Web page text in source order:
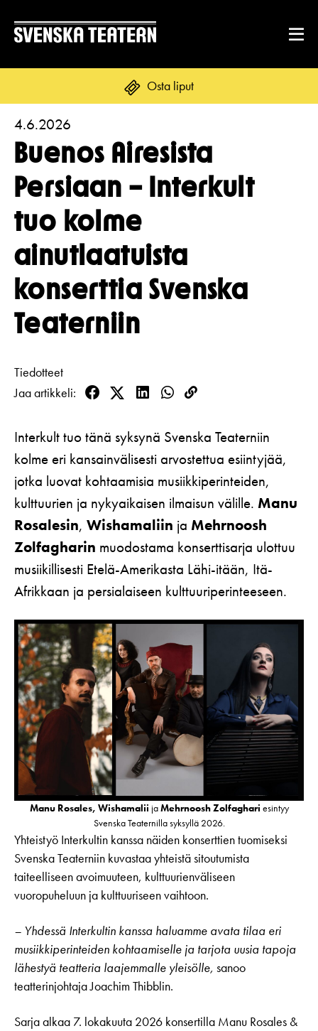
Osta liput
OHJELMISTO & LIPUT
Ohjelmisto
Kalenteri
Asiakaspalvelu
Liput
Lahjakortti
Nuoret
Katsomokartta
ENNEN VIERAILUA
Tekstitys
Yleisötyö
Ruoka & juoma
Saavutettavuus
RYHMILLE JA YRITYKSILLE
Ryhmät ja teatterilähettiläät
Koulut
Opastus
TEATTERISTA
Näyttelijät
Töihin meille
Yhteystiedot
Uutiskirje
Medialle
Svenska Teatern Live
Buenos Airesista
Persiaan – Interkult
tuo kolme
ainutlaatuista
konserttia Svenska
Teaterniin
4.6.2026
Tiedotteet
Jaa artikkeli
Facebook
TwitterLinkedInWhatsApp
Kopioi
Interkult tuo tänä syksynä Svenska Teaterniin
kolme eri kansainvälisesti arvostettua esiintyjää,
jotka luovat kohtaamisia musiikkiperinteiden,
kulttuurien ja nykyaikaisen ilmaisun välille. Manu
Rosalesin, Wishamaliin ja Mehrnoosh
Zolfagharin muodostama konserttisarja ulottuu
musiikillisesti Etelä-Amerikasta Lähi-itään, Itä-
Afrikkaan ja persialaiseen kulttuuriperinteeseen.
Manu Rosales, Wishamalii jaMehrnoosh Zolfaghari esintyy
Svenska Teaternilla syksyllä 2026.
Yhteistyö Interkultin kanssa näiden konserttien tuomiseksi
Svenska Teaterniin kuvastaa yhteistä sitoutumista
taiteelliseen avoimuuteen, kulttuurienväliseen
vuoropuheluun ja kulttuuriseen vaihtoon.
– Yhdessä Interkultin kanssa haluamme avata tilaa eri
musiikkiperinteiden kohtaamiselle ja tarjota uusia tapoja
lähestyä teatteria laajemmalle yleisölle, sanoo
teatterinjohtaja Joachim Thibblin.
Sarja alkaa 7. lokakuuta 2026 konsertilla Manu Rosales &